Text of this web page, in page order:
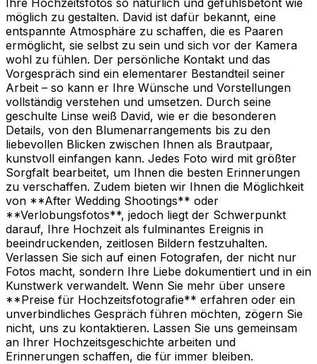
möglich zu gestalten. David ist dafür bekannt, eine
entspannte Atmosphäre zu schaffen, die es Paaren
ermöglicht, sie selbst zu sein und sich vor der Kamera
wohl zu fühlen. Der persönliche Kontakt und das
Vorgespräch sind ein elementarer Bestandteil seiner
Arbeit – so kann er Ihre Wünsche und Vorstellungen
vollständig verstehen und umsetzen. Durch seine
geschulte Linse weiß David, wie er die besonderen
Details, von den Blumenarrangements bis zu den
liebevollen Blicken zwischen Ihnen als Brautpaar,
kunstvoll einfangen kann. Jedes Foto wird mit größter
Sorgfalt bearbeitet, um Ihnen die besten Erinnerungen
zu verschaffen. Zudem bieten wir Ihnen die Möglichkeit
von **After Wedding Shootings** oder
**Verlobungsfotos**, jedoch liegt der Schwerpunkt
darauf, Ihre Hochzeit als fulminantes Ereignis in
beeindruckenden, zeitlosen Bildern festzuhalten.
Verlassen Sie sich auf einen Fotografen, der nicht nur
Fotos macht, sondern Ihre Liebe dokumentiert und in ein
Kunstwerk verwandelt. Wenn Sie mehr über unsere
**Preise für Hochzeitsfotografie** erfahren oder ein
unverbindliches Gespräch führen möchten, zögern Sie
nicht, uns zu kontaktieren. Lassen Sie uns gemeinsam
an Ihrer Hochzeitsgeschichte arbeiten und
Erinnerungen schaffen, die für immer bleiben.